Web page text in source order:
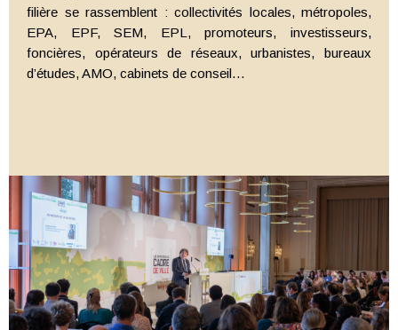
filière se rassemblent : collectivités locales, métropoles,
EPA, EPF, SEM, EPL, promoteurs, investisseurs,
foncières, opérateurs de réseaux, urbanistes, bureaux
d’études, AMO, cabinets de conseil…